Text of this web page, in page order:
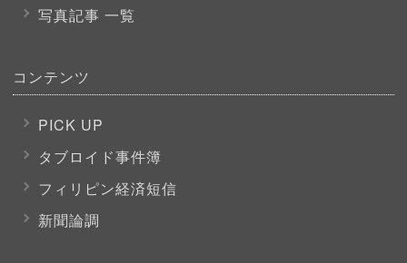
写真記事 一覧
コンテンツ
PICK UP
タブロイド事件簿
フィリピン経済短信
新聞論調